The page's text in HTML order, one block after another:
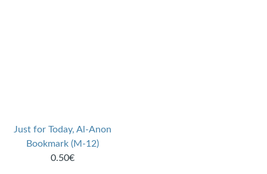
Just for Today, Al-Anon
Bookmark (M-12)
0.50€